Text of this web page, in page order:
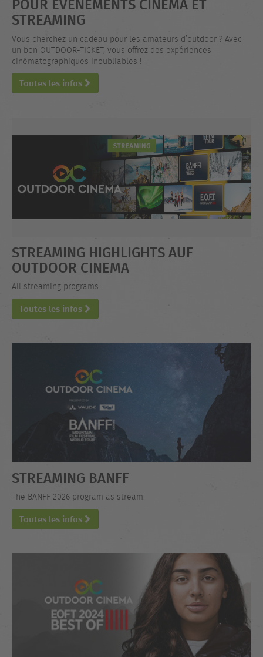
STREAMING
Vous cherchez un cadeau pour les amateurs d’outdoor ? Avec
un bon OUTDOOR-TICKET, vous offrez des expériences
cinématographiques inoubliables !
Toutes les infos
STREAMING HIGHLIGHTS AUF
OUTDOOR CINEMA
All streaming programs...
Toutes les infos
STREAMING BANFF
The BANFF 2026 program as stream.
Toutes les infos